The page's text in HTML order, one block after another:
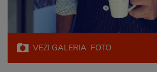
VEZI GALERIA FOTO